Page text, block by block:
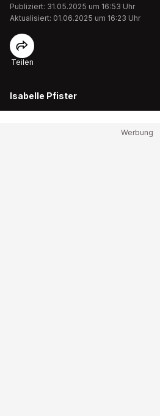
Publiziert: 31.05.2025 um 16:53 Uhr
Aktualisiert: 01.06.2025 um 16:23 Uhr
Teilen
Isabelle Pfister